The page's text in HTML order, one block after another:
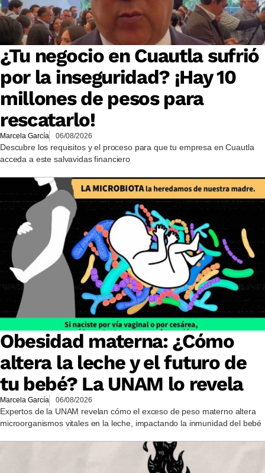
¿Tu negocio en Cuautla sufrió
por la inseguridad? ¡Hay 10
millones de pesos para
rescatarlo!
Marcela García 06/08/2026
Descubre los requisitos y el proceso para que tu empresa en Cuautla
acceda a este salvavidas financiero
Obesidad materna: ¿Cómo
altera la leche y el futuro de
tu bebé? La UNAM lo revela
Marcela García 06/08/2026
Expertos de la UNAM revelan cómo el exceso de peso materno altera
microorganismos vitales en la leche, impactando la inmunidad del bebé